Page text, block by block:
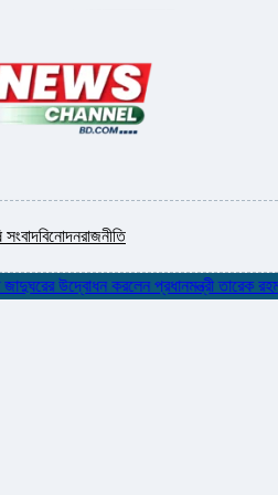
সংবাদবিনোদনরাজনীতি
উদ্বোধন করলেন প্রধানমন্ত্রী তারেক রহমান